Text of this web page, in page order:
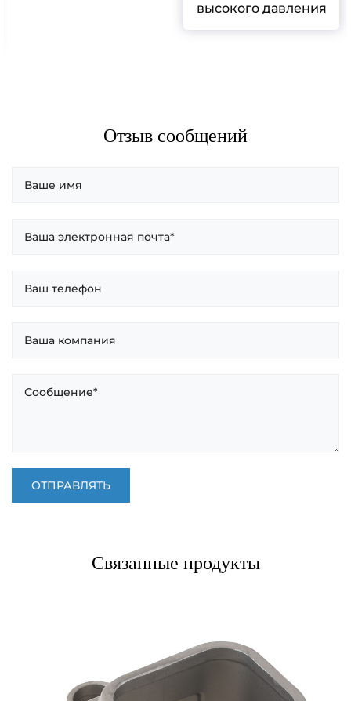
высокого давления
Отзыв сообщений
Связанные продукты